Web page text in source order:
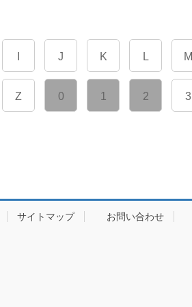
J K L M
Z 0 1 2 3
サイトマップ お問い合わせ